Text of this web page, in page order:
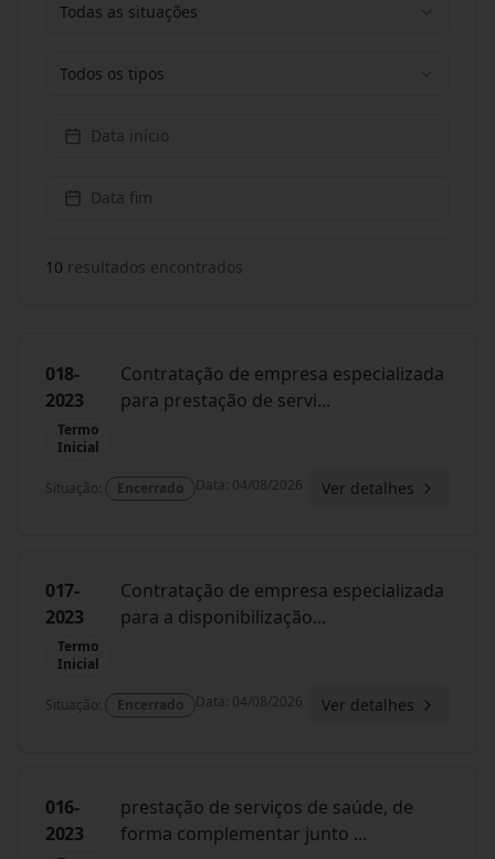
Todas as situações
Todos os tipos
Data início
Data fim
10 resultados encontrados
018-
2023
Termo
Inicial
Contratação de empresa especializada
para prestação de servi...
Situação: Encerrado Data: 04/08/2026 Ver detalhes
017-
2023
Termo
Inicial
Contratação de empresa especializada
para a disponibilização...
Situação: Encerrado Data: 04/08/2026 Ver detalhes
016-
2023
prestação de serviços de saúde, de
forma complementar junto ...